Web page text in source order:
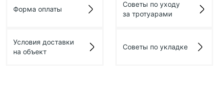
Форма оплаты
Советы по уходу
за тротуарами
Условия доставки
на объект
Советы по укладке